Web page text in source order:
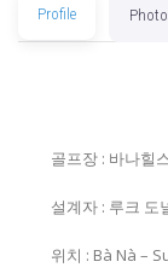
Profile
골프장 : 바나힐
설계자 : 루크 도
위치 : Bà Nà –